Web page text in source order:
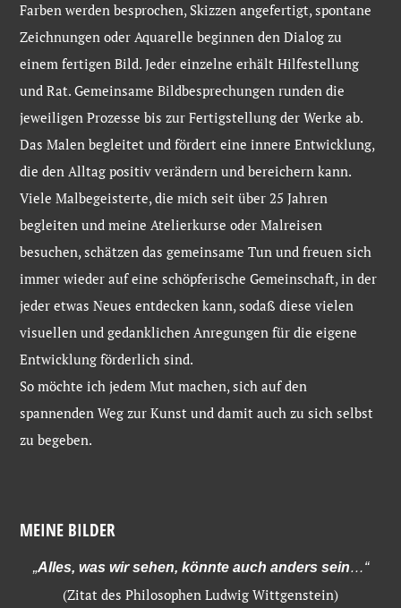
Farben werden besprochen, Skizzen angefertigt, spontane
Zeichnungen oder Aquarelle beginnen den Dialog zu
einem fertigen Bild. Jeder einzelne erhält Hilfestellung
und Rat. Gemeinsame Bildbesprechungen runden die
jeweiligen Prozesse bis zur Fertigstellung der Werke ab.
Das Malen begleitet und fördert eine innere Entwicklung,
die den Alltag positiv verändern und bereichern kann.
Viele Malbegeisterte, die mich seit über 25 Jahren
begleiten und meine Atelierkurse oder Malreisen
besuchen, schätzen das gemeinsame Tun und freuen sich
immer wieder auf eine schöpferische Gemeinschaft, in der
jeder etwas Neues entdecken kann, sodaß diese vielen
visuellen und gedanklichen Anregungen für die eigene
Entwicklung förderlich sind.
So möchte ich jedem Mut machen, sich auf den
spannenden Weg zur Kunst und damit auch zu sich selbst
zu begeben.
MEINE BILDER
„Alles, was wir sehen, könnte auch anders sein…“
(Zitat des Philosophen Ludwig Wittgenstein)